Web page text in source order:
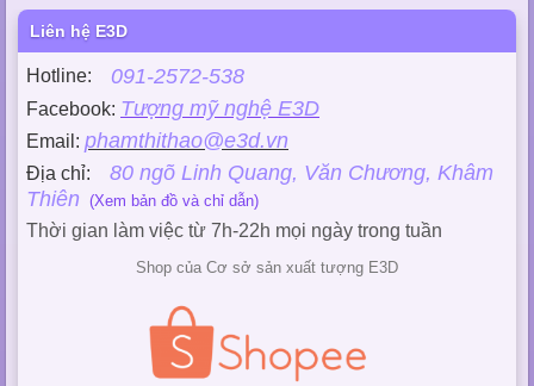
Liên hệ E3D
Hotline: 091-2572-538
Facebook: Tượng mỹ nghệ E3D
Email: phamthithao@e3d.vn
Địa chỉ: 80 ngõ Linh Quang, Văn Chương, Khâm
Thiên (Xem bản đồ và chỉ dẫn)
Thời gian làm việc từ 7h-22h mọi ngày trong tuần
Shop của Cơ sở sản xuất tượng E3D